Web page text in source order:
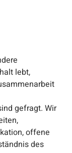
lebt,
gefragt. Wir
offene
des